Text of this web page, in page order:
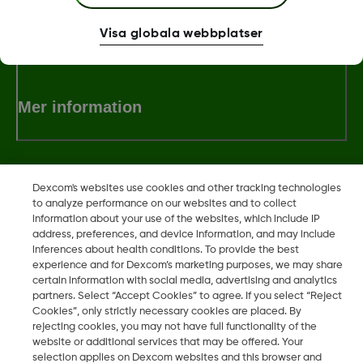
Villkor och Policies
Mer information
Dexcom, Dexcom Clarity, Dexcom Follow, Dexcom One,
Dexcom Share, Share är varumärken eller registrerade
varumärken i USA och kan vara det i andra länder.
2026 Dexcom, Inc. Med ensamrätt.
Dexcom's websites use cookies and other tracking technologies
to analyze performance on our websites and to collect
information about your use of the websites, which include IP
address, preferences, and device information, and may include
inferences about health conditions. To provide the best
experience and for Dexcom’s marketing purposes, we may share
certain information with social media, advertising and analytics
partners. Select “Accept Cookies” to agree. If you select “Reject
Cookies”, only strictly necessary cookies are placed. By
rejecting cookies, you may not have full functionality of the
website or additional services that may be offered. Your
selection applies on Dexcom websites and this browser and
Visa globala webbplatser